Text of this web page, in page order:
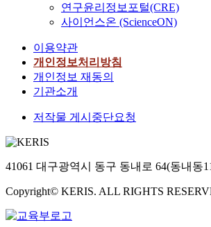
연구윤리정보포털(CRE)
사이언스온 (ScienceON)
이용약관
개인정보처리방침
개인정보 재동의
기관소개
저작물 게시중단요청
41061 대구광역시 동구 동내로 64(동내동
Copyright© KERIS. ALL RIGHTS